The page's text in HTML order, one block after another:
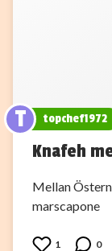
T topchef1972
Knafeh
Mellan
marscapone
1 0